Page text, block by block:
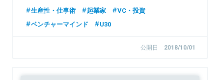
生産性・仕事術 起業家
VC・投資
ベンチャーマインド
U30
公開日 2018/10/01